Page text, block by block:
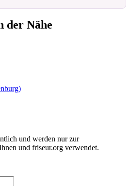
der Nähe
und werden nur zur
und friseur.org verwendet.